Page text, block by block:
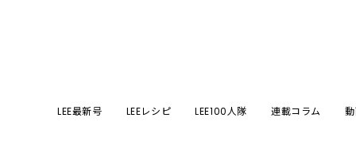
LEE最新号 LEEレシピ LEE100人隊 連載コラム